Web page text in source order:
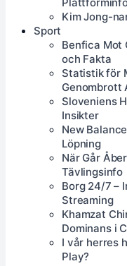
Kim Jong-
Sport
Benfica Mot
och Fakta
Statistik för
Genombrott
Sloveniens
Insikter
New
Löpning
När Går
Tävlingsinfo
Borg 24/7 –
Streaming
Khamzat
Dominans i
I vår herres
Play?